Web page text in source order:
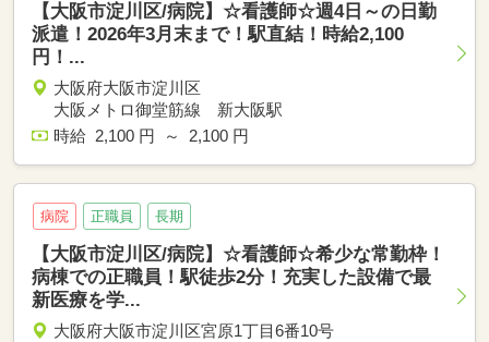
【大阪市淀川区/病院】☆看護師☆週4日～の日勤
派遣！2026年3月末まで！駅直結！時給2,100
円！...
大阪府大阪市淀川区
大阪メトロ御堂筋線 新大阪駅
時給 2,100 円 ～ 2,100 円
病院 正職員 長期
【大阪市淀川区/病院】☆看護師☆希少な常勤枠！
病棟での正職員！駅徒歩2分！充実した設備で最
新医療を学...
大阪府大阪市淀川区宮原1丁目6番10号